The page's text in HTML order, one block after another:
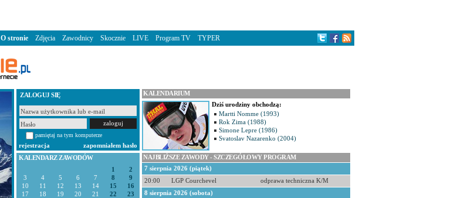
ZALOGUJ SIĘ
pamiętaj na tym komputerze
rejestracja
zapomniałem hasło
KALENDARZ ZAWODÓW
1
2
3
4 5 6 7 8
9
10
11 12 13 14 15
16
17
18 19 20 21 22
23
KALENDARIUM
Dziś urodziny obchodzą:
Martti Nomme (1993)
Rok Zima (1988)
Simone Lepre (1986)
Svatoslav Nazarenko (2004)
NAJBLIŻSZE ZAWODY - SZCZEGÓŁOWY PROGRAM
7 sierpnia 2026 (piątek)
20:00
LGP Courchevel
odprawa techniczna K/M
8 sierpnia 2026 (sobota)
O stronie Zdjęcia Zawodnicy Skocznie LIVE Program TV TYPER